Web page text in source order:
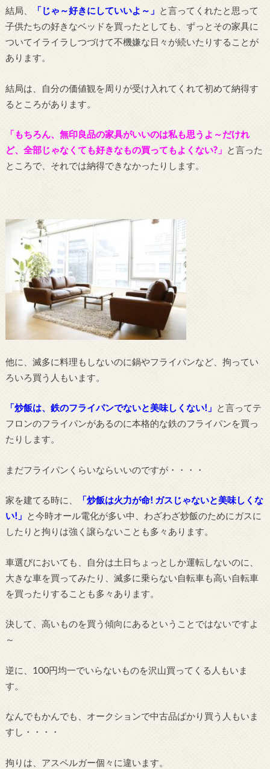
結局、 「じゃ～好きにしていいよ～」 と言ってくれたと思って
子供たちの好きなベッドを買ったとしても、ずっとその家具に
ついてイライラしつづけて不機嫌な日々が続いたりすることが
あります。
結局は、自分の価値観を周りが受け入れてくれて初めて納得す
るところがあります。
「もちろん、無印良品の家具がいいのは私も思うよ～だけれ
ど、全部じゃなくても好きなもの買ってもよくない?」 と言った
ところで、それでは納得できなかったりします。
他に、滅多に料理もしないのに鍋やフライパンなど、拘ってい
ろいろ買う人もいます。
「炒飯は、鉄のフライパンでないと美味しくない!」 と言ってテ
フロンのフライパンがあるのに本格的な鉄のフライパンを買っ
たりします。
まだフライパンくらいならいいのですが・・・・
家を建てる時に、
「炒飯は火力が命! ガスじゃないと美味しくな
い!」 と今時オール電化が多い中、わざわざ炒飯のためにガスに
したりと拘りは強く譲らないことも多々あります。
車選びにおいても、自分は土日ちょっとしか運転しないのに、
大きな車を買ってみたり、滅多に乗らない自転車も高い自転車
を買ったりすることも多々あります。
決して、高いものを買う傾向にあるということではないですよ
～
逆に、100円均一でいらないものを沢山買ってくる人もいま
す。
なんでもかんでも、オークションで中古品ばかり買う人もいま
すし・・・・
拘りは、アスペルガー個々に違います。